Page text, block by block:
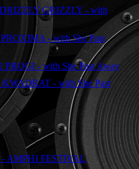
GRIZZLY - with
- with She Past
- with She Past Away
- with She Past
AMPHI FESTIVAL